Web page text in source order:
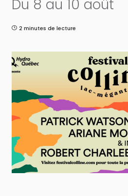
Du 8 au 10 août
2 minutes de lecture